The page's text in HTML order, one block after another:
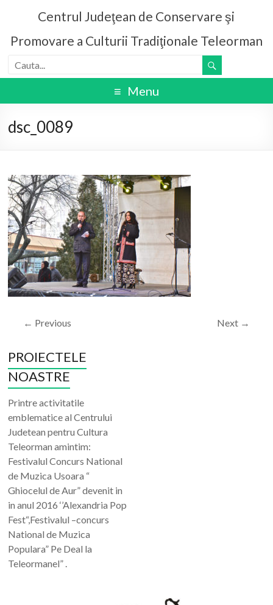
Centrul Judeţean de Conservare şi
Promovare a Culturii Tradiţionale Teleorman
Menu
dsc_0089
← Previous Next →
PROIECTELE
NOASTRE
Printre activitatile
emblematice al Centrului
Judetean pentru Cultura
Teleorman amintim:
Festivalul Concurs National
de Muzica Usoara “
Ghiocelul de Aur” devenit in
in anul 2016 ‘’Alexandria Pop
Fest“,Festivalul –concurs
National de Muzica
Populara” Pe Deal la
Teleormanel” .